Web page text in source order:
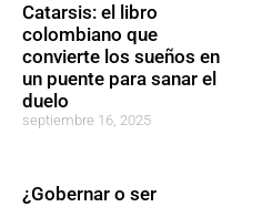
Catarsis: el libro
colombiano que
convierte los sueños en
un puente para sanar el
duelo
septiembre 16, 2025
¿Gobernar o ser